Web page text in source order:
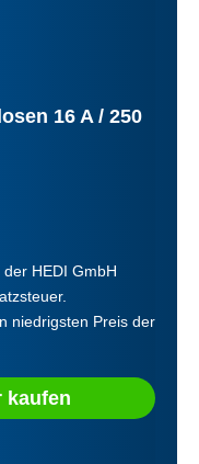
16 A / 250
HEDI GmbH
niedrigsten Preis der
kaufen